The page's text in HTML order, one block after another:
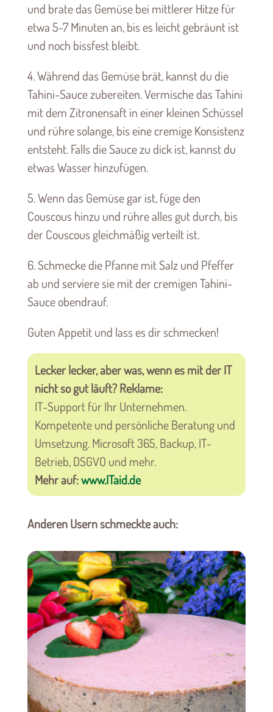
und brate das Gemüse bei mittlerer Hitze für
etwa 5-7 Minuten an, bis es leicht gebräunt ist
und noch bissfest bleibt.
4. Während das Gemüse brät, kannst du die
Tahini-Sauce zubereiten. Vermische das Tahini
mit dem Zitronensaft in einer kleinen Schüssel
und rühre solange, bis eine cremige Konsistenz
entsteht. Falls die Sauce zu dick ist, kannst du
etwas Wasser hinzufügen.
5. Wenn das Gemüse gar ist, füge den
Couscous hinzu und rühre alles gut durch, bis
der Couscous gleichmäßig verteilt ist.
6. Schmecke die Pfanne mit Salz und Pfeffer
ab und serviere sie mit der cremigen Tahini-
Sauce obendrauf.
Guten Appetit und lass es dir schmecken!
Lecker lecker, aber was, wenn es mit der IT
nicht so gut läuft? Reklame:
IT-Support für Ihr Unternehmen.
Kompetente und persönliche Beratung und
Umsetzung. Microsoft 365, Backup, IT-
Betrieb, DSGVO und mehr.
Mehr auf:www.ITaid.de
Anderen Usern schmeckte auch: